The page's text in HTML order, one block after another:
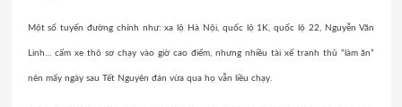
Một số tuyến đường chính như: xa lộ Hà Nội, quốc lộ 1K, quốc lộ 22, Nguyễn Văn
Linh… cấm xe thô sơ chạy vào giờ cao điểm, nhưng nhiều tài xế tranh thủ “làm ăn”
nên mấy ngày sau Tết Nguyên đán vừa qua họ vẫn liều chạy.